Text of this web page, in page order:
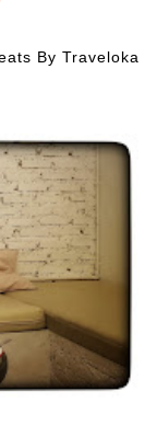
By Traveloka